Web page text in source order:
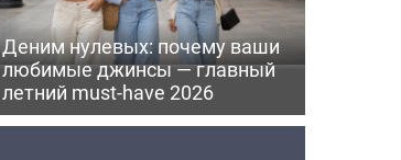
Деним нулевых: почему ваши
любимые джинсы — главный
летний must-have 2026